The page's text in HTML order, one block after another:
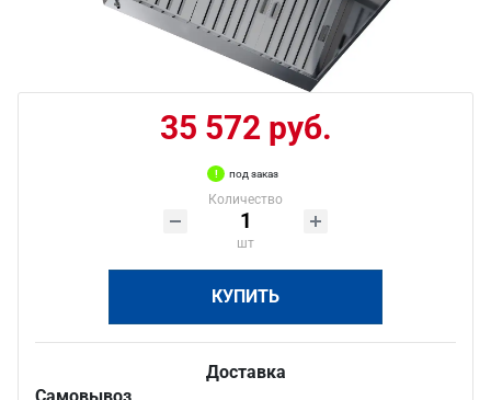
35 572 руб.
под заказ
Количество
шт
КУПИТЬ
Доставка